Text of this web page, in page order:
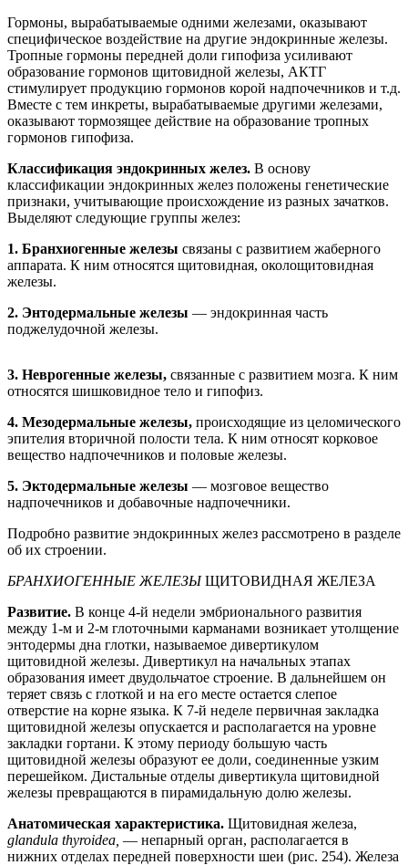
Гормоны, вырабатываемые одними железами, оказывают
специфическое воздействие на другие эндокринные железы.
Тропные гормоны передней доли гипофиза усиливают
образование гормонов щитовидной железы, АКТГ
стимулирует продукцию гормонов корой надпочечников и т.д.
Вместе с тем инкреты, вырабатываемые другими железами,
оказывают тормозящее действие на образование тропных
гормонов гипофиза.
Классификация эндокринных желез. В основу
классификации эндокринных желез положены генетические
признаки, учитывающие происхождение из разных зачатков.
Выделяют следующие группы желез:
1. Бранхиогенные железы связаны с развитием жаберного
аппарата. К ним относятся щитовидная, околощитовидная
железы.
2. Энтодермальные железы — эндокринная часть
поджелудочной железы.
3. Неврогенные железы, связанные с развитием мозга. К ним
относятся шишковидное тело и гипофиз.
4. Мезодермальные железы, происходящие из целомического
эпителия вторичной полости тела. К ним относят корковое
вещество надпочечников и половые железы.
5. Эктодермальные железы — мозговое вещество
надпочечников и добавочные надпочечники.
Подробно развитие эндокринных желез рассмотрено в разделе
об их строении.
БРАНХИОГЕННЫЕ ЖЕЛЕЗЫЩИТОВИДНАЯ ЖЕЛЕЗА
Развитие. В конце 4-й недели эмбрионального развития
между 1-м и 2-м глоточными карманами возникает утолщение
энтодермы дна глотки, называемое дивертикулом
щитовидной железы. Дивертикул на начальных этапах
образования имеет двудольчатое строение. В дальнейшем он
теряет связь с глоткой и на его месте остается слепое
отверстие на корне языка. К 7-й неделе первичная закладка
щитовидной железы опускается и располагается на уровне
закладки гортани. К этому периоду большую часть
щитовидной железы образуют ее доли, соединенные узким
перешейком. Дистальные отделы дивертикула щитовидной
железы превращаются в пирамидальную долю железы.
Анатомическая характеристика. Щитовидная железа,
glandula thyroidea, — непарный орган, располагается в
нижних отделах передней поверхности шеи (рис. 254). Железа